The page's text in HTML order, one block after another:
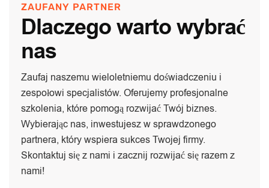
ZAUFANY PARTNER
Dlaczego warto wybrać
nas
Zaufaj naszemu wieloletniemu doświadczeniu i
zespołowi specjalistów. Oferujemy profesjonalne
szkolenia, które pomogą rozwijać Twój biznes.
Wybierając nas, inwestujesz w sprawdzonego
partnera, który wspiera sukces Twojej firmy.
Skontaktuj się z nami i zacznij rozwijać się razem z
nami!